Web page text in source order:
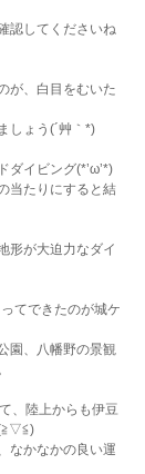
認してくださいね
が、白目をむいた
しょう(´艸｀*)
ダイビング(*’ω’*)
当たりにすると結
形が大迫力なダイ
てできたのが城ケ
園、八幡野の景観
、陸上からも伊豆
なかなかの良い運